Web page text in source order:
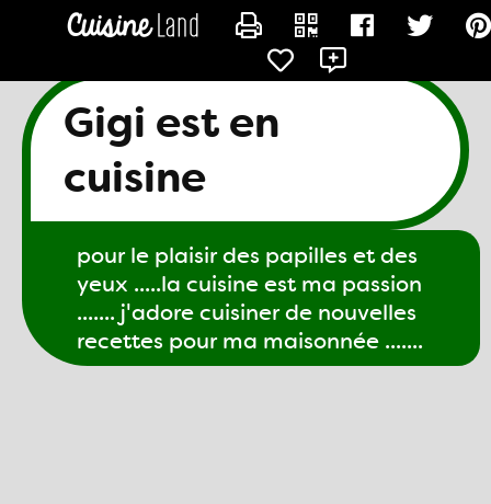
Gigi est en
cuisine
pour le plaisir des papilles et des
yeux .....la cuisine est ma passion
....... j'adore cuisiner de nouvelles
recettes pour ma maisonnée .......
CONTACTER GIGI61